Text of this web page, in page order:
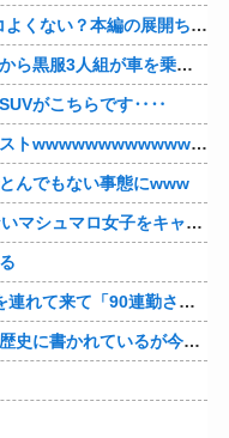
【仮面ライダーゼッツ】このOPカッコよくない？本編の展開ちゃんと反映してて完成度高いし
【動画あり】鹿児島市電に特攻した車から黒服3人組が車を乗り捨てて逃走
SUVがこちらです‥‥
【悲報】有吉弘行さん、また匂わせポストwwwwwwwwwwwwwwww
んでもない事態にwww
【画像】NHK北海道さん、とんでもないマシュマロ女子をキャスターに起用してしまうwwwwwwww
【マジかよ】入社3ヶ月の新人が労基を連れて来て「90連勤させられました」「労働基準法違反です」→俺「彼は30連休中ですが?」
織田信雄って、「織田信雄はバカ」と歴史に書かれているが今まで家が残っているんでバカではないよな？